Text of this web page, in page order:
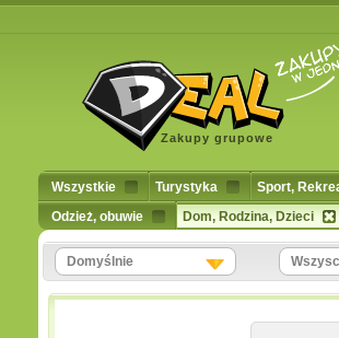
Zakupy grupowe
Wszystkie Turystyka Sport,
Odzież, obuwie
Dom, Rodzina, Dzieci
Domyślnie